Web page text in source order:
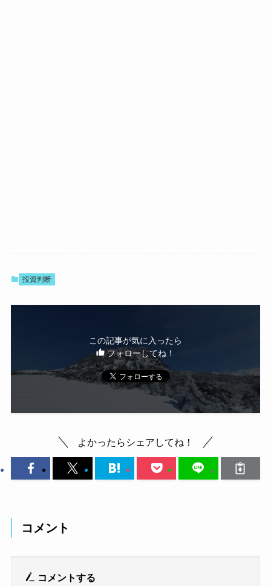
投資判断
この記事が気に入ったら
フォローしてね！
よかったらシェアしてね！
コメント
コメントする